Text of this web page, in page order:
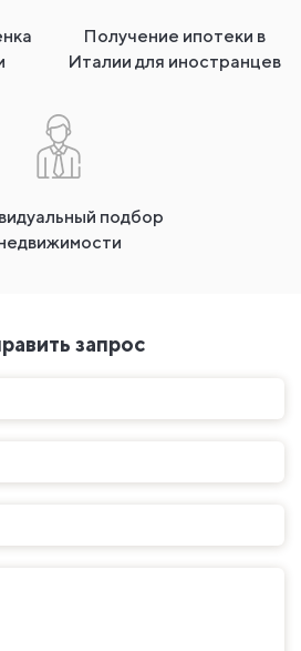
Получение ипотеки в
Италии для иностранцев
подбор
запрос